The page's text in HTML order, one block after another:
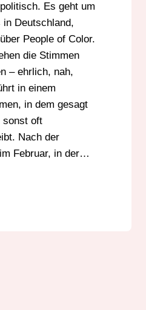
Es geht um
Deutschland,
People of Color.
die Stimmen
– ehrlich, nah,
in einem
in dem gesagt
sonst oft
Nach der
Februar, in der…